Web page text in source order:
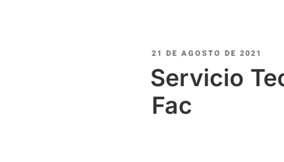
21 DE AGOSTO DE 2021
Servicio
Fac